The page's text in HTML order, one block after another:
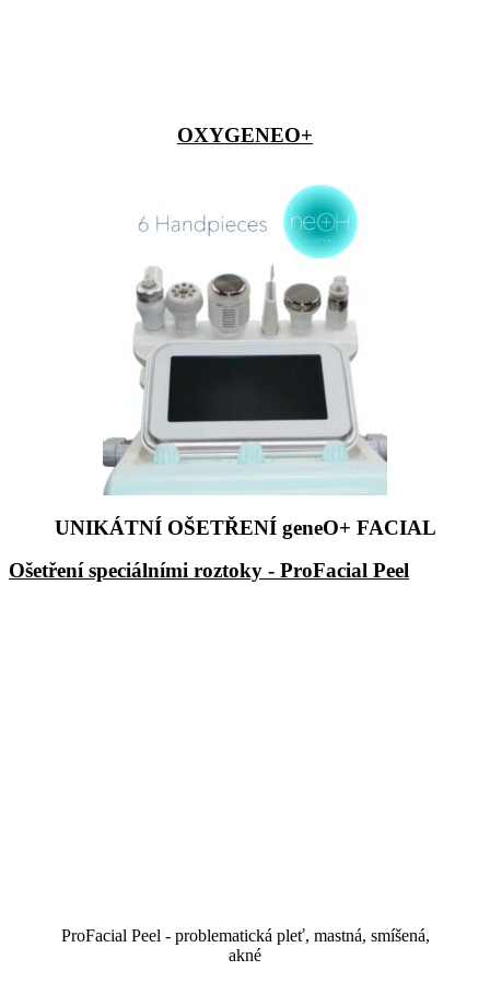
OXYGENEO+
UNIKÁTNÍ OŠETŘENÍ geneO+ FACIAL
Ošetření speciálními roztoky - ProFacial Peel
ProFacial Peel - problematická pleť, mastná, smíšená,
akné